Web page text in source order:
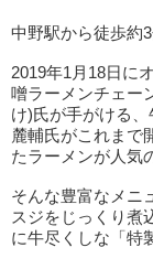
中野駅から徒歩約
2019年1月18日に
噌ラーメンチェー
け)氏が手がける
麓輔氏がこれまで
たラーメンが人気
そんな豊富なメニ
スジをじっくり煮
に牛尽くしな「特